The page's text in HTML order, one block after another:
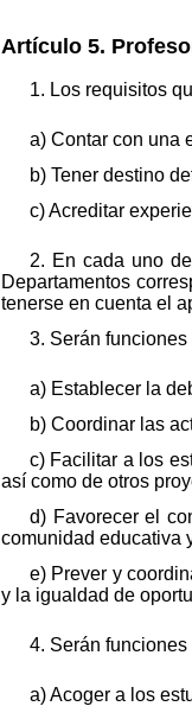
Artículo 5.
1. Los requisitos
a) Contar con una
b) Tener destino
c) Acreditar
2. En cada uno
Departamentos
tenerse en cuenta el
3. Serán
a) Establecer la
b) Coordinar las
c) Facilitar a los
así como de otros
d) Favorecer el
comunidad educativa
e) Prever y
y la igualdad de
4. Serán
a) Acoger a los